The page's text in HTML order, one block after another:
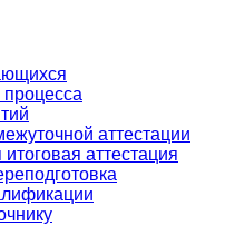
процесса
аттестации
аттестация